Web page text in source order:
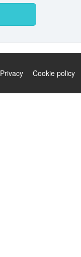
Privacy Cookie policy